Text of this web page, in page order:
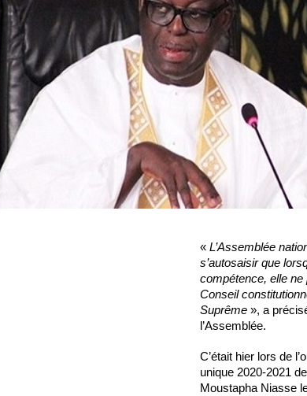
« L’Assemblée
s’autosaisir que
compétence, elle
Conseil
Suprême », a
l’Assemblée.
C’était hier lors de
unique 2020-2021
Moustapha Niasse